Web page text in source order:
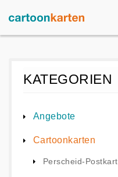
KATEGORIEN
Angebote
Cartoonkarten
Perscheid-